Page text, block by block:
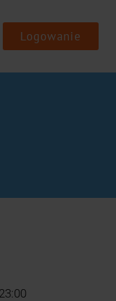
Logowanie